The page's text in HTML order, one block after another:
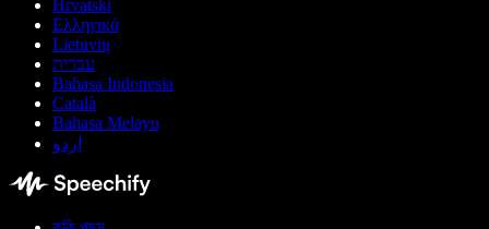
Hrvatski
Ελληνικά
Lietuvių
עברית
Bahasa Indonesia
Català
Bahasa Melayu
اردو